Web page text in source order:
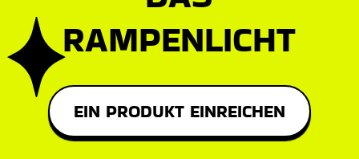
RAMPENLICHT
EIN PRODUKT EINREICHEN